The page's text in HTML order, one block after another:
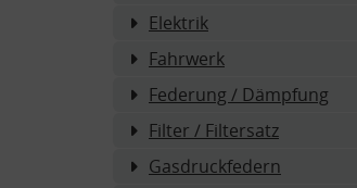
Elektrik
Fahrwerk
Federung / Dämpfung
Filter / Filtersatz
Gasdruckfedern